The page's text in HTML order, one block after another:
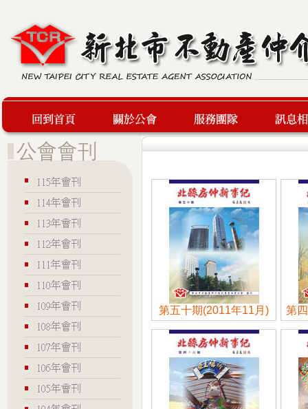
第五十期(2011年11月) 第